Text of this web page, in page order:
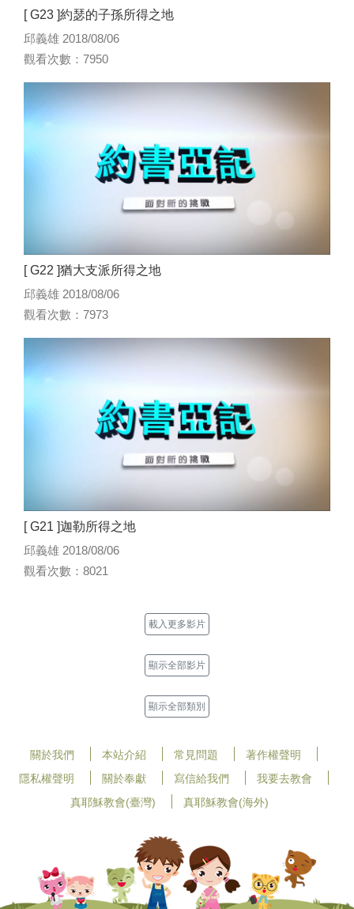
[ G23 ]約瑟的子孫所得之地
邱義雄 2018/08/06
觀看次數：7950
[ G22 ]猶大支派所得之地
邱義雄 2018/08/06
觀看次數：7973
[ G21 ]迦勒所得之地
邱義雄 2018/08/06
觀看次數：8021
載入更多影片
顯示全部影片
顯示全部類別
關於我們 本站介紹 常見問題
著作權聲明
隱私權聲明
關於奉獻 寫信給我們
我要去教會
真耶穌教會(臺灣)
真耶穌教會(海外)